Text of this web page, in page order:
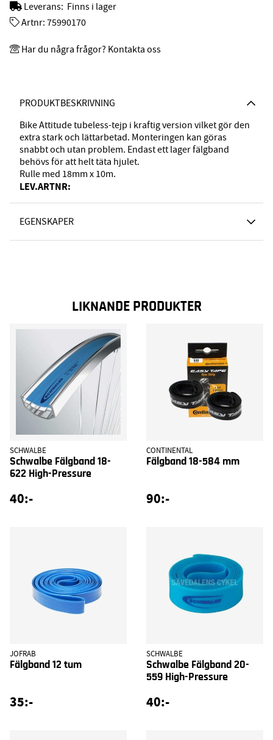
PRODUKTBESKRIVNING
Bike Attitude tubeless-tejp i kraftig version vilket gör den
extra stark och lättarbetad. Monteringen kan göras
snabbt och utan problem. Endast ett lager fälgband
behövs för att helt täta hjulet.
Rulle med 18mm x 10m.
LEV.ARTNR:
EGENSKAPER
Leverans: Finns i lager
Artnr: 75990170
Har du några frågor? Kontakta oss
LIKNANDE PRODUKTER
SCHWALBE
Schwalbe Fälgband 18-
622 High-Pressure
40:-
CONTINENTAL
Fälgband 18-584 mm
90:-
JOFRAB
Fälgband 12 tum
35:-
SCHWALBE
Schwalbe Fälgband 20-
559 High-Pressure
40:-